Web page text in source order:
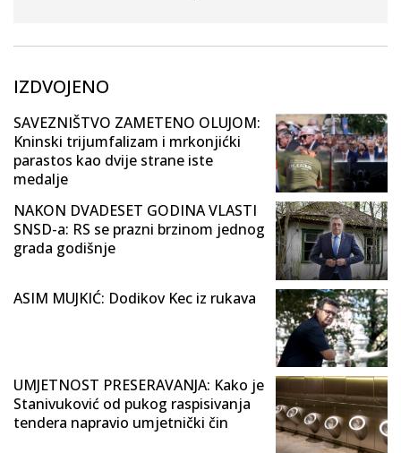
IZDVOJENO
SAVEZNIŠTVO ZAMETENO OLUJOM:
Kninski trijumfalizam i mrkonjićki
parastos kao dvije strane iste
medalje
NAKON DVADESET GODINA VLASTI
SNSD-a: RS se prazni brzinom jednog
grada godišnje
ASIM MUJKIĆ: Dodikov Kec iz rukava
UMJETNOST PRESERAVANJA: Kako je
Stanivuković od pukog raspisivanja
tendera napravio umjetnički čin